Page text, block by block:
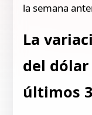
la semana
La
del dólar
últimos